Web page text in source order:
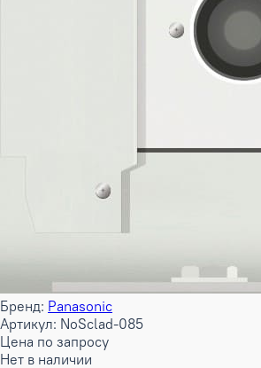
Бренд: Panasonic
Артикул: NoSclad-085
Цена по запросу
Нет в наличии